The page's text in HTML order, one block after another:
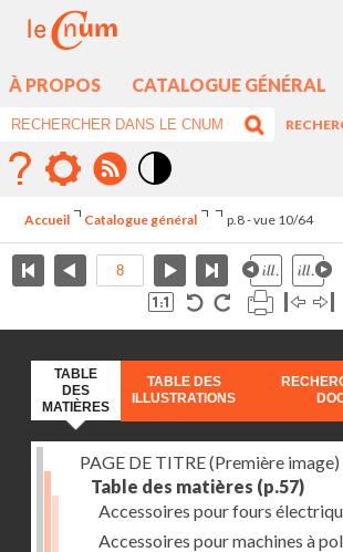
À PROPOS CATALOGUE GÉNÉRAL
élévé
Accueil Catalogue général p.8 - vue 10/64
TABLE
DES
MATIÈRES
TABLE DES
ILLUSTRATIONS
PAGE DE TITRE (Première image)
Table des matières (p.57)
Accessoires pour fours
Accessoires pour machines à